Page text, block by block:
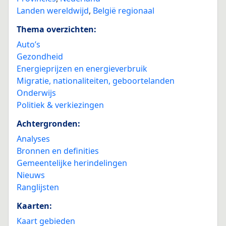
Landen wereldwijd, België regionaal
Thema overzichten:
Auto’s
Gezondheid
Energieprijzen en energieverbruik
Migratie, nationaliteiten, geboortelanden
Onderwijs
Politiek & verkiezingen
Achtergronden:
Analyses
Bronnen en definities
Gemeentelijke herindelingen
Nieuws
Ranglijsten
Kaarten:
Kaart gebieden